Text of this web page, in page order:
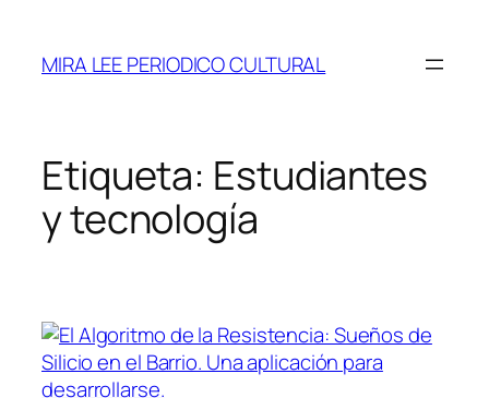
contenido
MIRA LEE PERIODICO CULTURAL
Etiqueta: Estudiantes
y tecnología